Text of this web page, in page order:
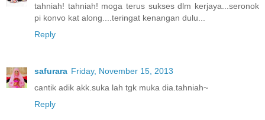
tahniah! tahniah! moga terus sukses dlm kerjaya...seronok
pi konvo kat along....teringat kenangan dulu...
Reply
safurara Friday, November 15, 2013
cantik adik akk.suka lah tgk muka dia.tahniah~
Reply